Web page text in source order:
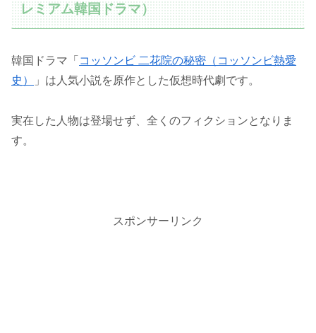
レミアム韓国ドラマ）
韓国ドラマ「 コッソンビ 二花院の秘密（コッソンビ熱愛
史）
」は人気小説を原作とした仮想時代劇です。
実在した人物は登場せず、全くのフィクションとなりま
す。
スポンサーリンク